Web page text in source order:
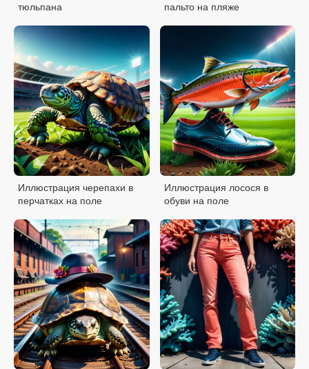
тюльпана
пальто на пляже
Иллюстрация черепахи в
перчатках на поле
Иллюстрация лосося в
обуви на поле